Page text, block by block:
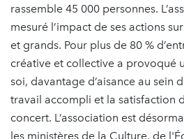
rassemble 45 000 personnes.
mesuré l’impact de ses actions
et grands. Pour plus de 80 %
créative et collective a provoqué
soi, davantage d’aisance au sein
travail accompli et la satisfaction
concert. L’association est
les ministères de la Culture, de